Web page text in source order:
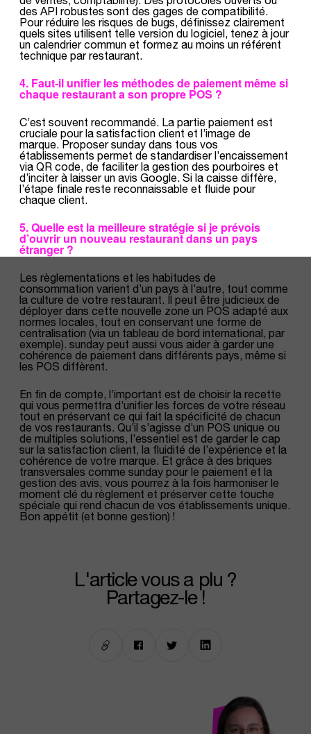
des API robustes sont des gages de compatibilité.
Pour réduire les risques de bugs, définissez clairement
quels sites utilisent telle version du logiciel, tenez à jour
un calendrier commun et formez au moins un référent
technique par restaurant.
4. Faut-il unifier les méthodes de paiement même si
chaque restaurant a son propre POS ?
C’est souvent recommandé. La partie paiement est
cruciale pour la satisfaction client et l’image de
marque. Proposer sunday dans tous vos
établissements permet de standardiser l’encaissement
via QR code, de faciliter la gestion des pourboires et
d’inciter à laisser un avis Google. Si la caisse diffère,
l’étape finale reste reconnaissable et fluide pour
chaque client.
5. Quelle est la meilleure stratégie si je prévois
d’ouvrir un nouveau restaurant dans un pays
étranger ?
Les règlementations et les habitudes de
consommation varient d’un pays à l’autre, tout comme
la culture de votre restaurant. Il peut être judicieux de
déployer dans cette nouvelle zone un POS adapté aux
normes locales, tout en conservant une forme de
centralisation (via un tableau de bord international, par
exemple). sunday peut aussi vous aider à garder une
cohérence de paiement dans différents pays, même si
les POS diffèrent.
En fin de compte, l’important est de choisir la recette
qui vous permettra d’unifier les forces de votre réseau
tout en préservant ce qui fait la spécificité de chacun
de vos restaurants. Qu’il s’agisse d’un POS unique ou
de multiples solutions, l’essentiel est de garder le cap
sur la satisfaction client, la fluidité de l’expérience et la
cohérence de votre marque. Et grâce à des briques
transversales comme sunday pour le paiement et la
gestion des avis, vous pourrez à la fois harmoniser le
moment clé du règlement et préserver cette touche
spéciale qui rend chacun de vos établissements unique.
Bon appétit (et bonne gestion) !
l'article vous a plu ?
Partagez-le !